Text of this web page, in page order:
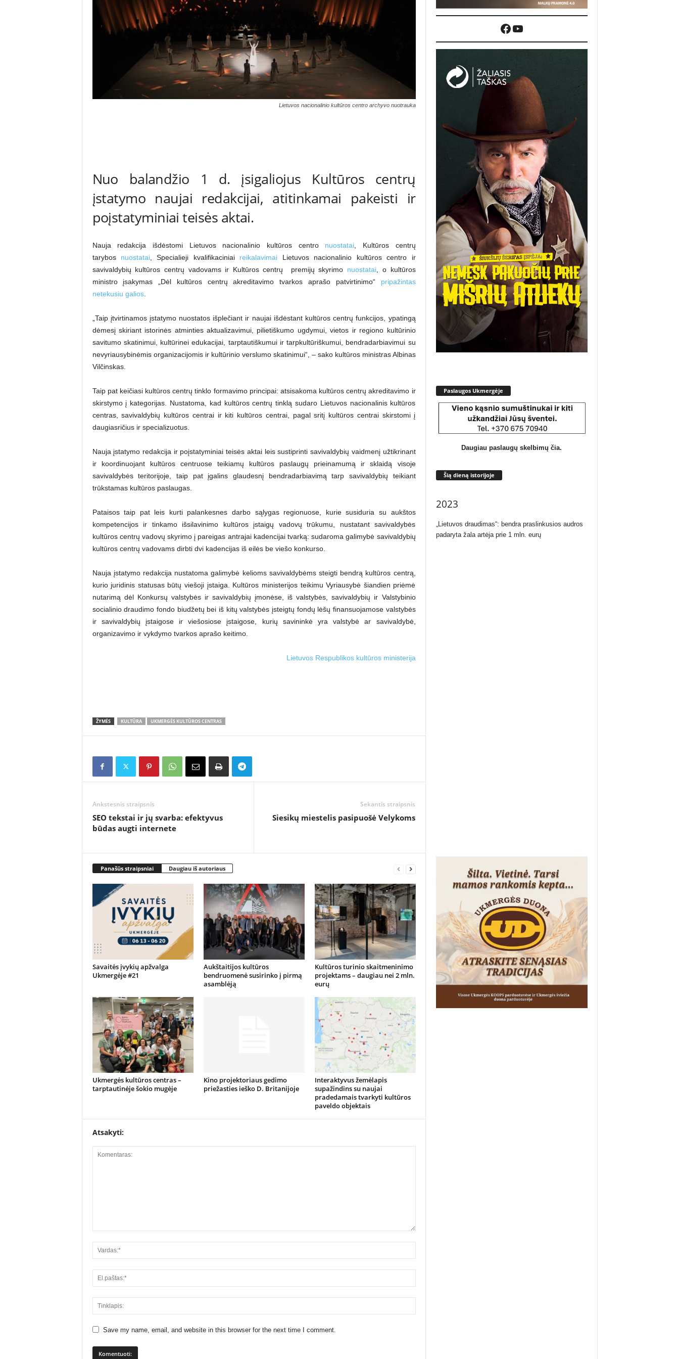
Lietuvos nacionalinio kultūros centro archyvo nuotrauka
Nuo balandžio 1 d. įsigaliojus Kultūros centrų
įstatymo naujai redakcijai, atitinkamai pakeisti ir
poįstatyminiai teisės aktai.
Nauja redakcija išdėstomi Lietuvos nacionalinio kultūros centro nuostatai , Kultūros centrų
tarybos nuostatai, Specialieji kvalifikaciniai reikalavimai Lietuvos nacionalinio kultūros centro ir
savivaldybių kultūros centrų vadovams ir Kultūros centrų premijų skyrimo nuostatai , o kultūros
ministro įsakymas „Dėl kultūros centrų akreditavimo tvarkos aprašo patvirtinimo“ pripažintas
netekusiu galios.
„Taip įtvirtinamos įstatymo nuostatos išplečiant ir naujai išdėstant kultūros centrų funkcijos, ypatingą
dėmesį skiriant istorinės atminties aktualizavimui, pilietiškumo ugdymui, vietos ir regiono kultūrinio
savitumo skatinimui, kultūrinei edukacijai, tarptautiškumui ir tarpkultūriškumui, bendradarbiavimui su
nevyriausybinėmis organizacijomis ir kultūrinio verslumo skatinimui“, – sako kultūros ministras Albinas
Vilčinskas.
Taip pat keičiasi kultūros centrų tinklo formavimo principai: atsisakoma kultūros centrų akreditavimo ir
skirstymo į kategorijas. Nustatoma, kad kultūros centrų tinklą sudaro Lietuvos nacionalinis kultūros
centras, savivaldybių kultūros centrai ir kiti kultūros centrai, pagal sritį kultūros centrai skirstomi į
daugiasričius ir specializuotus.
Nauja įstatymo redakcija ir poįstatyminiai teisės aktai leis sustiprinti savivaldybių vaidmenį užtikrinant
ir koordinuojant kultūros centruose teikiamų kultūros paslaugų prieinamumą ir sklaidą visoje
savivaldybės teritorijoje, taip pat įgalins glaudesnį bendradarbiavimą tarp savivaldybių teikiant
trūkstamas kultūros paslaugas.
Pataisos taip pat leis kurti palankesnes darbo sąlygas regionuose, kurie susiduria su aukštos
kompetencijos ir tinkamo išsilavinimo kultūros įstaigų vadovų trūkumu, nustatant savivaldybės
kultūros centrų vadovų skyrimo į pareigas antrajai kadencijai tvarką: sudaroma galimybė savivaldybių
kultūros centrų vadovams dirbti dvi kadencijas iš eilės be viešo konkurso.
Nauja įstatymo redakcija nustatoma galimybė kelioms savivaldybėms steigti bendrą kultūros centrą,
kurio juridinis statusas būtų viešoji įstaiga. Kultūros ministerijos teikimu Vyriausybė šiandien priėmė
nutarimą dėl Konkursų valstybės ir savivaldybių įmonėse, iš valstybės, savivaldybių ir Valstybinio
socialinio draudimo fondo biudžetų bei iš kitų valstybės įsteigtų fondų lėšų finansuojamose valstybės
ir savivaldybių įstaigose ir viešosiose įstaigose, kurių savininkė yra valstybė ar savivaldybė,
organizavimo ir vykdymo tvarkos aprašo keitimo.
Lietuvos Respublikos kultūros ministerija
ŽYMĖS KULTŪRA UKMERGĖS KULTŪROS CENTRAS
Ankstesnis straipsnis
SEO tekstai ir jų svarba: efektyvus
būdas augti internete
Sekantis straipsnis
Siesikų miestelis pasipuošė Velykoms
Panašūs straipsniai Daugiau iš autoriaus
Savaitės įvykių apžvalga
Ukmergėje #21
Aukštaitijos kultūros
bendruomenė susirinko į pirmą
asamblėją
Kultūros turinio skaitmeninimo
projektams – daugiau nei 2 mln.
eurų
Ukmergės kultūros centras –
tarptautinėje šokio mugėje
Kino projektoriaus gedimo
priežasties ieško D. Britanijoje
Interaktyvus žemėlapis
supažindins su naujai
pradedamais tvarkyti kultūros
paveldo objektais
Atsakyti:
Save my name, email, and website in this browser for the next time I comment.
Facebook
YouTube
Paslaugos Ukmergėje
Daugiau paslaugų skelbimų čia.
Šią dieną istorijoje
2023
„Lietuvos draudimas“: bendra praslinkusios audros
padaryta žala artėja prie 1 mln. eurų